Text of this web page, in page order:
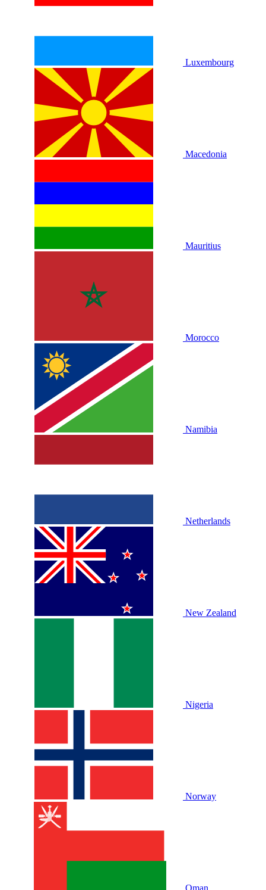
Luxembourg
Macedonia
Mauritius
Morocco
Namibia
Netherlands
New Zealand
Nigeria
Norway
Oman